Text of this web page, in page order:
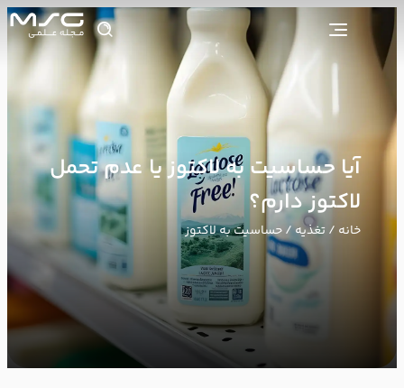
آیا حساسیت به لاکتوز یا عدم تحمل
لاکتوز دارم؟
خانه /تغذیه/ حساسیت به لاکتوز